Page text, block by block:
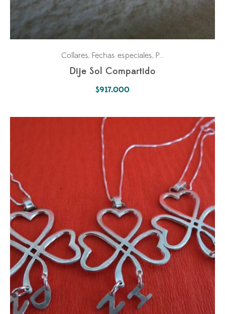
Collares, Fechas especiales, Para los dos
Dije Sol Compartido
$917.000